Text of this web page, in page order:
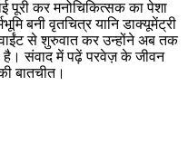
पूरी कर मनोचिकित्सक का पेशा
बनी वृतचित्र यानि डाक्यूमेंट्री
प्वाईंट से शुरुवात कर उन्होंने अब तक
है। संवाद में पढ़ें परवेज़ के जीवन
बातचीत।